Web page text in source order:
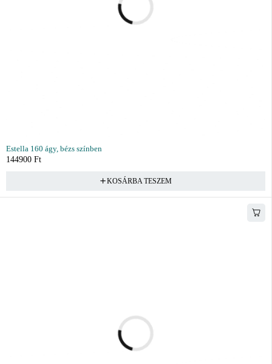
Estella 160 ágy, bézs színben
144900 Ft
KOSÁRBA TESZEM